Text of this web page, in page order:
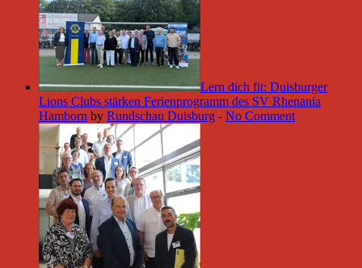
Lern dich fit: Duisburger
Lions Clubs stärken Ferienprogramm des SV Rhenania
Hamborn by Rundschau Duisburg - No Comment